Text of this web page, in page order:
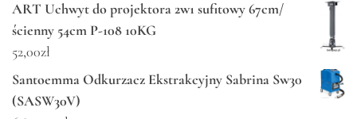
ART Uchwyt do projektora 2w1 sufitowy 67cm/
ścienny 54cm P-108 10KG
52,00zł
Santoemma Odkurzacz Ekstrakcyjny Sabrina Sw30
(SASW30V)